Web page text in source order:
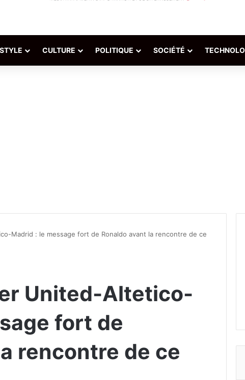
CULTURE POLITIQUE SOCIÉTÉ
Madrid : le message fort de Ronaldo avant la rencontre de ce
United-Altetico-
fort de
rencontre de ce